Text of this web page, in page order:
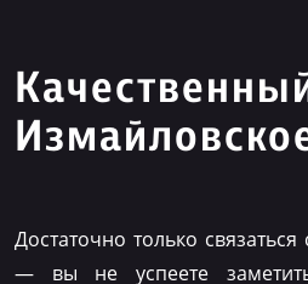
Достаточно только
— вы не успеете